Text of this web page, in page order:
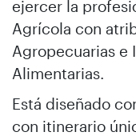
ejercer la
Agrícola con
Agropecuarias e
Alimentarias.
Está diseñado
con itinerario